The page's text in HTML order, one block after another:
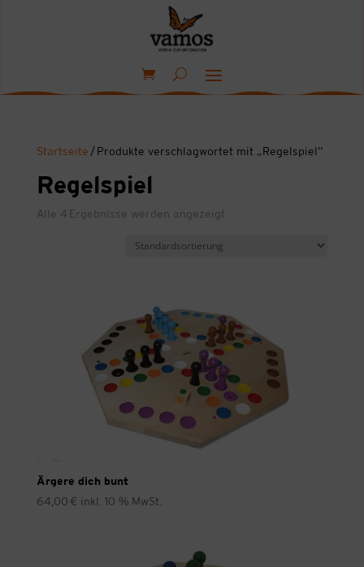
Startseite / Produkte verschlagwortet mit „Regelspiel“
Regelspiel
Alle 4 Ergebnisse werden angezeigt
Ärgere dich bunt
64,00 € inkl. 10 % MwSt.